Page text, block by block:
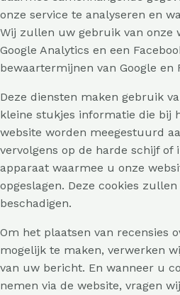
onze service te analyseren en
Wij zullen uw gebruik van onze
Google Analytics en een
bewaartermijnen van Google en
Deze diensten maken gebruik
kleine stukjes informatie die bij
website worden meegestuurd
vervolgens op de harde schijf of
apparaat waarmee u onze
opgeslagen. Deze cookies
beschadigen.
Om het plaatsen van recensies
mogelijk te maken, verwerken
van uw bericht. En wanneer u
nemen via de website, vragen